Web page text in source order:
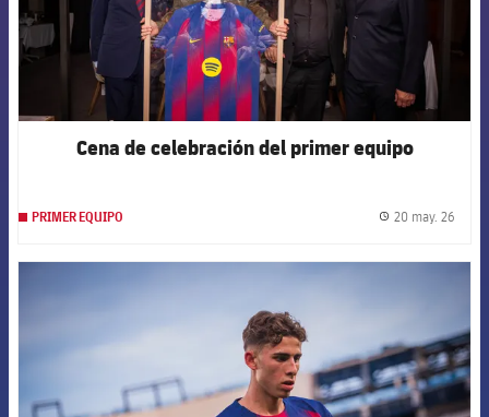
Cena de celebración del primer equipo
PRIMER EQUIPO 20 may. 26